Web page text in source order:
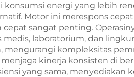
energi yang lebih
Motor ini merespons
sangat penting.
laboratorium, dan
kompleksitas
kinerja konsisten di
yang sama, menyediakan